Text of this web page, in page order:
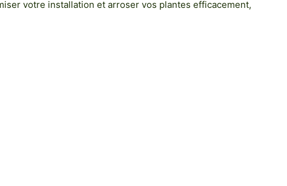
votre installation et arroser vos plantes efficacement,